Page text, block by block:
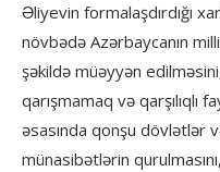
Əliyevin formalaşdırdığı
növbədə Azərbaycanın
şəkildə müəyyən
qarışmamaq və qarşılıqlı
əsasında qonşu dövlətlər
münasibətlərin